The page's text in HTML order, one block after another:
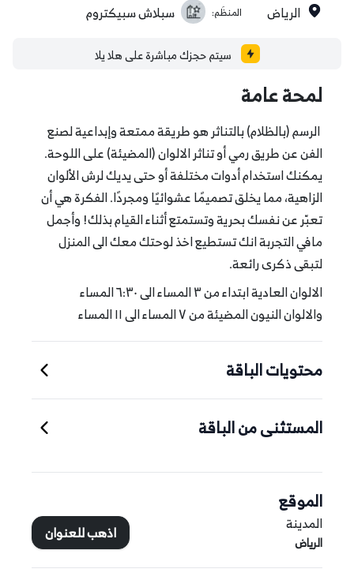
الرياض المنظَم: سبلاش سبيكتروم
سيتم حجزك مباشرة على هلا يلا
لمحة عامة
‎ الرسم (بالظلام) بالتناثر هو طريقة ممتعة وإبداعية لصنع
الفن عن طريق رمي أو تناثر الالوان (المضيئة) على اللوحة.
يمكنك استخدام أدوات مختلفة أو حتى يديك لرش الألوان
الزاهية، مما يخلق تصميمًا عشوائيًا ومجردًا. الفكرة هي أن
تعبّر عن نفسك بحرية وتستمتع أثناء القيام بذلك! وأجمل
مافي التجربة انك تستطيع اخذ لوحتك معك الى المنزل
لتبقى ذكرى رائعة.
الالوان العادية ابتداء من ٣ المساء الى ٦:٣٠ المساء
والالوان النيون المضيئة من ٧ المساء الى ١١ المساء
محتويات الباقة
المستثنى من الباقة
الموقع
المدينة
الرياض اذهب للعنوان